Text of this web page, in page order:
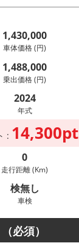
1,430,000
車体価格 (円)
1,488,000
乗出価格 (円)
2024
年式
: 14,300pt
0
走行距離 (Km)
検無し
車検
（必須）